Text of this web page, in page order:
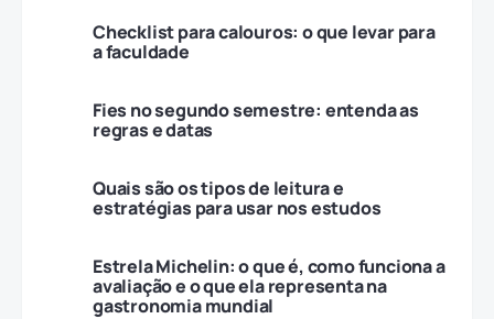
Checklist para calouros: o que levar para
a faculdade
Fies no segundo semestre: entenda as
regras e datas
Quais são os tipos de leitura e
estratégias para usar nos estudos
Estrela Michelin: o que é, como funciona a
avaliação e o que ela representa na
gastronomia mundial